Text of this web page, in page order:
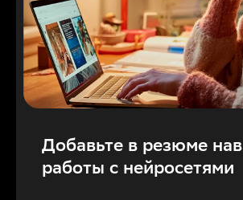
Добавьте в резюме
работы с нейросетями